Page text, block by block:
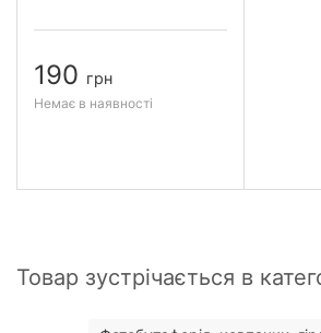
190 грн
Немає в наявності
Товар зустрічається в